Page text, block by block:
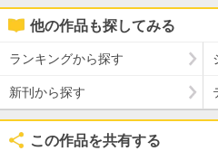
他の作品も探してみる
ランキングから探す
新刊から探す
この作品を共有する